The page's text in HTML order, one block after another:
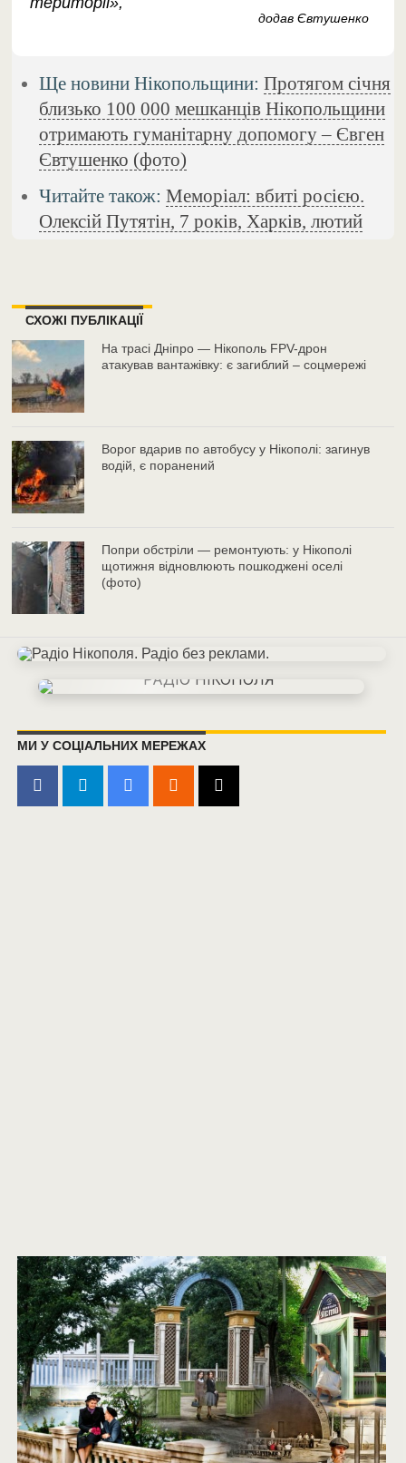
додав Євтушенко
Ще новини Нікопольщини:Протягом січня
близько 100 000 мешканців Нікопольщини
отримають гуманітарну допомогу – Євген
Євтушенко (фото)
Читайте також:Меморіал: вбиті росією.
Олексій Путятін, 7 років, Харків, лютий
СХОЖІ ПУБЛІКАЦІЇ
На трасі Дніпро — Нікополь FPV-дрон
атакував вантажівку: є загиблий – соцмережі
Ворог вдарив по автобусу у Нікополі: загинув
водій, є поранений
Попри обстріли — ремонтують: у Нікополі
щотижня відновлюють пошкоджені оселі
(фото)
МИ У СОЦІАЛЬНИХ МЕРЕЖАХ